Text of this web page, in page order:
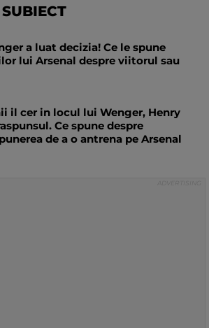
a luat decizia! Ce le spune
lui Arsenal despre viitorul sau
il cer in locul lui Wenger, Henry
Ce spune despre
de a o antrena pe Arsenal